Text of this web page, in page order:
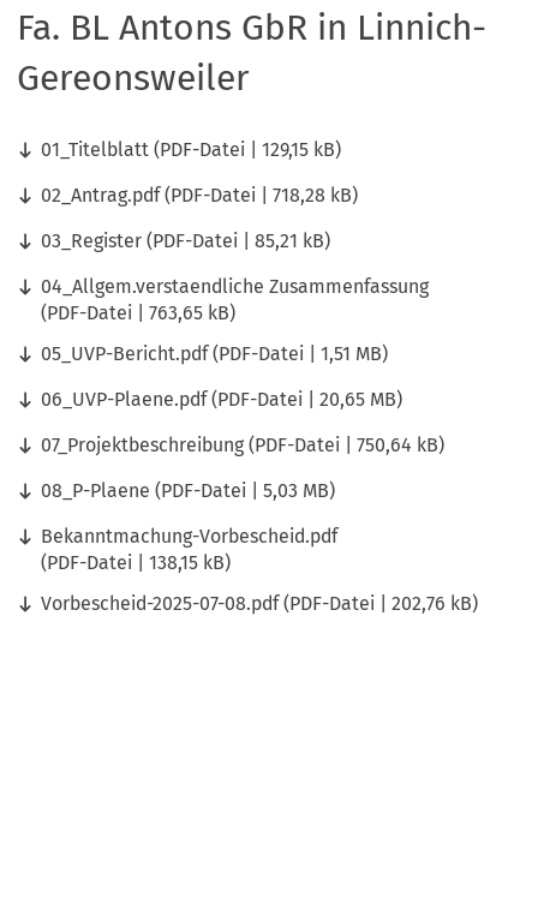
Fa. BL Antons GbR in Linnich-
Gereonsweiler
01_Titelblatt PDF-Datei
129,15 kB
02_Antrag.pdf PDF-Datei
718,28 kB
03_Register PDF-Datei
85,21 kB
04_Allgem.verstaendliche Zusammenfassung
PDF-Datei
763,65 kB
05_UVP-Bericht.pdf PDF-Datei
1,51 MB
06_UVP-Plaene.pdf PDF-Datei
20,65 MB
07_Projektbeschreibung PDF-Datei
750,64 kB
08_P-Plaene PDF-Datei
5,03 MB
Bekanntmachung-Vorbescheid.pdf
PDF-Datei
138,15 kB
Vorbescheid-2025-07-08.pdf PDF-Datei 202,76 kB